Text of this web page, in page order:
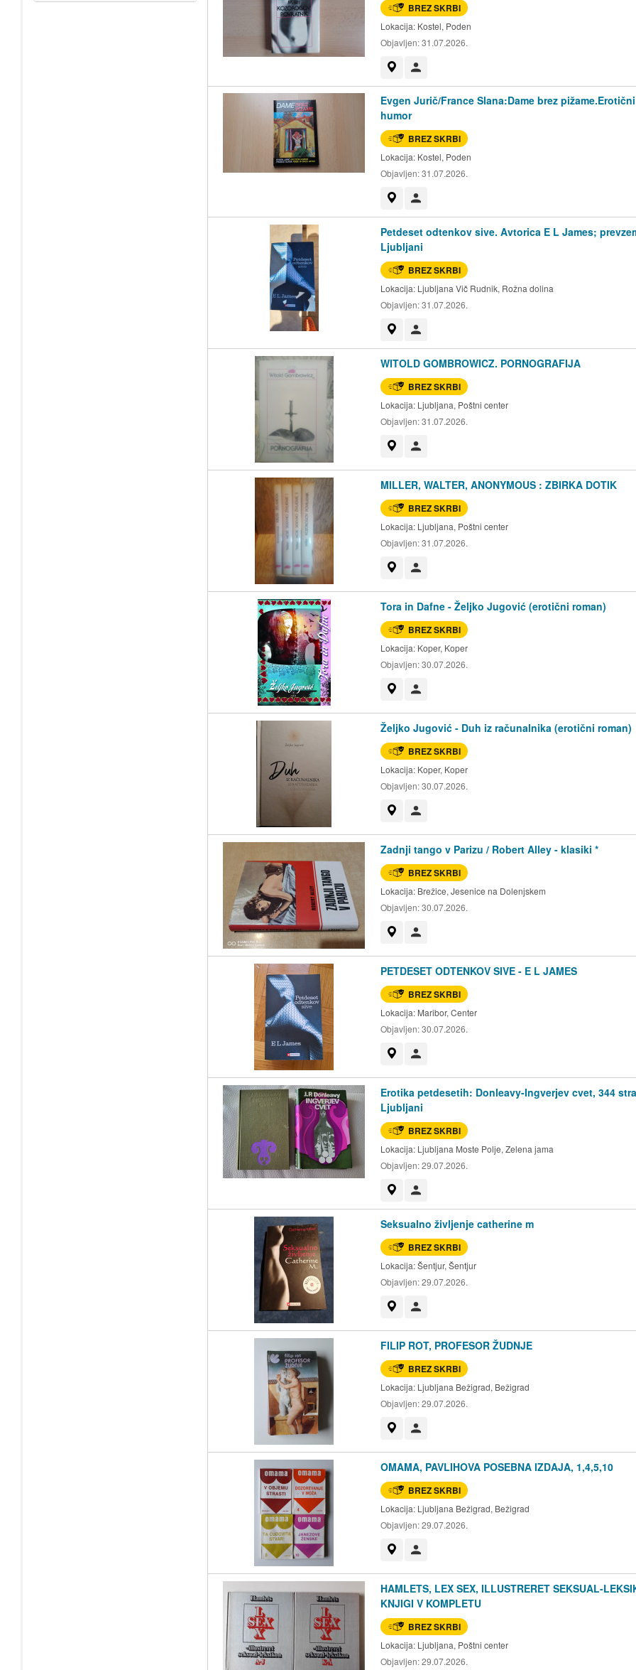
BREZ SKRBI
Lokacija: Kostel, Poden
Objavljen:31.07.2026.
Evgen Jurič/France Slana:Dame brez pižame.Erotični
humor
BREZ SKRBI
Lokacija: Kostel, Poden
Objavljen:31.07.2026.
Petdeset odtenkov sive. Avtorica E L James;
Ljubljani
BREZ SKRBI
Lokacija: Ljubljana Vič Rudnik, Rožna dolina
Objavljen:31.07.2026.
WITOLD GOMBROWICZ. PORNOGRAFIJA
BREZ SKRBI
Lokacija: Ljubljana, Poštni center
Objavljen:31.07.2026.
MILLER, WALTER, ANONYMOUS : ZBIRKA DOTIK
BREZ SKRBI
Lokacija: Ljubljana, Poštni center
Objavljen:31.07.2026.
Tora in Dafne - Željko Jugović (erotični roman)
BREZ SKRBI
Lokacija: Koper, Koper
Objavljen:30.07.2026.
Željko Jugović - Duh iz računalnika (erotični roman)
BREZ SKRBI
Lokacija: Koper, Koper
Objavljen:30.07.2026.
Zadnji tango v Parizu / Robert Alley - klasiki *
BREZ SKRBI
Lokacija: Brežice, Jesenice na Dolenjskem
Objavljen:30.07.2026.
PETDESET ODTENKOV SIVE - E L JAMES
BREZ SKRBI
Lokacija: Maribor, Center
Objavljen:30.07.2026.
Erotika petdesetih: Donleavy-Ingverjev cvet, 344
Ljubljani
BREZ SKRBI
Lokacija: Ljubljana Moste Polje, Zelena jama
Objavljen:29.07.2026.
Seksualno življenje catherine m
BREZ SKRBI
Lokacija:Šentjur, Šentjur
Objavljen:29.07.2026.
FILIP ROT, PROFESOR ŽUDNJE
BREZ SKRBI
Lokacija: Ljubljana Bežigrad, Bežigrad
Objavljen:29.07.2026.
OMAMA, PAVLIHOVA POSEBNA IZDAJA, 1,4,5,10
BREZ SKRBI
Lokacija: Ljubljana Bežigrad, Bežigrad
Objavljen:29.07.2026.
HAMLETS, LEX SEX, ILLUSTRERET SEKSUAL-
KNJIGI V KOMPLETU
BREZ SKRBI
Lokacija: Ljubljana, Poštni center
Objavljen:29.07.2026.